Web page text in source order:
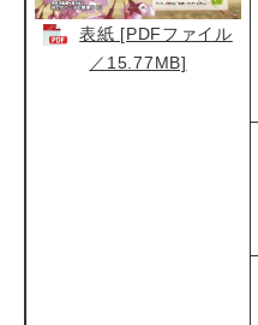
表紙 [PDFファイル
／15.77MB]